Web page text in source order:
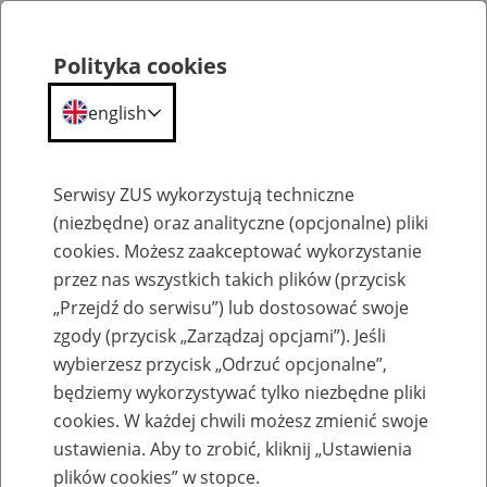
Komunikaty
Komunikat Prezesa Zakładu Ubezpieczeń
Społecznych z dnia 13 grudnia 2024 r. w
Polityka cookies
english
Serwisy ZUS wykorzystują techniczne
(niezbędne) oraz analityczne (opcjonalne) pliki
cookies. Możesz zaakceptować wykorzystanie
przez nas wszystkich takich plików (przycisk
„Przejdź do serwisu”) lub dostosować swoje
zgody (przycisk „Zarządzaj opcjami”). Jeśli
wybierzesz przycisk „Odrzuć opcjonalne”,
będziemy wykorzystywać tylko niezbędne pliki
cookies. W każdej chwili możesz zmienić swoje
ustawienia. Aby to zrobić, kliknij „Ustawienia
plików cookies” w stopce.